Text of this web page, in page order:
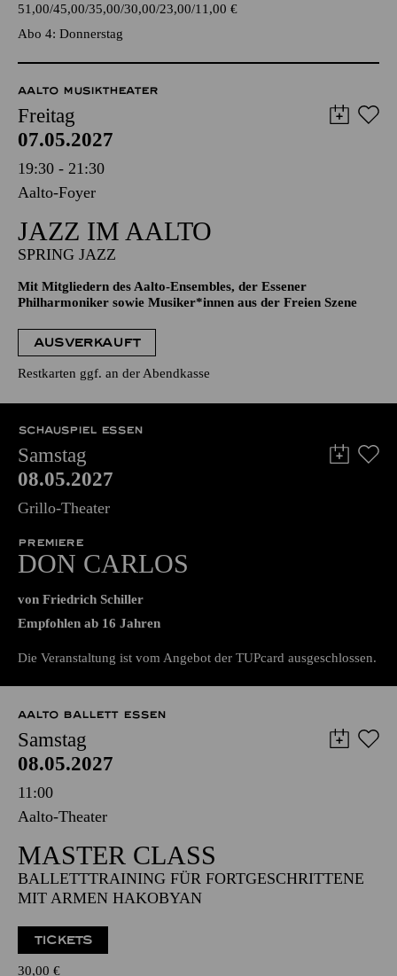
TICKETS
51,00 45,00 35,00 30,00 23,00 11,00€
Abo 4: Donnerstag
AALTO MUSIKTHEATER
Freitag
07.05.2027
19:30 - 21:30
Aalto-Foyer
JAZZ IM AALTO
SPRING JAZZ
Mit Mitgliedern des Aalto-Ensembles, der Essener
Philharmoniker sowie Musiker*innen aus der Freien Szene
Restkarten ggf. an der Abendkasse
SCHAUSPIEL ESSEN
Samstag
08.05.2027
Grillo-Theater
PREMIERE
DON CARLOS
von Friedrich Schiller
Die Veranstaltung ist vom Angebot der TUPcard ausgeschlossen.
AALTO BALLETT ESSEN
Samstag
08.05.2027
11:00
Aalto-Theater
MASTER CLASS
BALLETTTRAINING FÜR FORTGESCHRITTENE
MIT ARMEN HAKOBYAN